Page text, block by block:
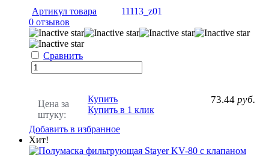
Артикул товара
11113_z01
0 отзывов
Сравнить
Цена за
штуку:
73.44 руб.
Купить
Купить в 1 клик
Добавить в избранное
Хит!